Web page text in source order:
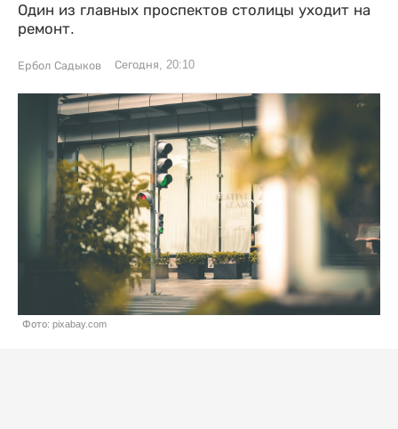
Один из главных проспектов столицы уходит на
ремонт.
Ербол Садыков Сегодня, 20:10
Фото: pixabay.com